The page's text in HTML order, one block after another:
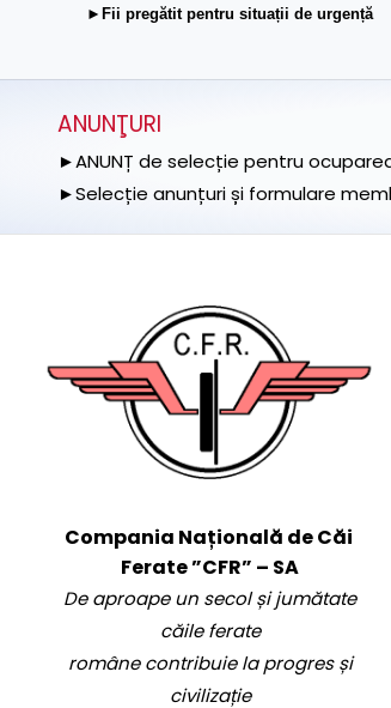
►Fii pregătit pentru situații de urgență
ANUNŢURI
►ANUNȚ de selecție pentru
►Selecție anunțuri și formulare
Compania Națională de Căi
Ferate ”CFR” – SA
De aproape un secol și jumătate
căile ferate
române contribuie la progres și
civilizație